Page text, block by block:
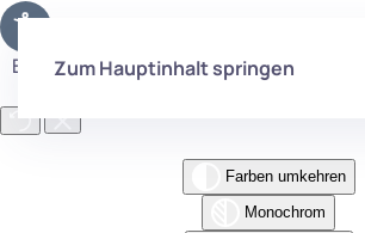
Eingabehilfen öffnen
Farben umkehren
Monochrom
Zum Hauptinhalt springen